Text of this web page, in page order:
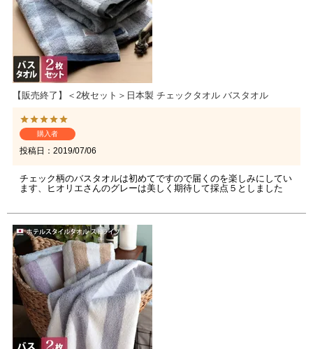
【販売終了】＜2枚セット＞日本製 チェックタオル バスタオル
購入者
投稿日 2019/07/06
チェック柄のバスタオルは初めてですので届くのを楽しみにしてい
ます、ヒオリエさんのグレーは美しく期待して採点５としました